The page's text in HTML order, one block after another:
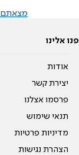
מצאתם
פנו אלינו
אודות
יצירת קשר
פרסמו אצלנו
תנאי שימוש
מדיניות פרטיות
הצהרת נגישות